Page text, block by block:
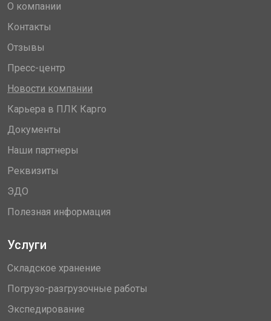
О компании
Контакты
Отзывы
Пресс-центр
Новости компании
Карьера в ПЛК Карго
Документы
Наши партнеры
Реквизиты
ЭДО
Полезная информация
Услуги
Складское хранение
Погрузо-разгрузочные работы
Экспедирование